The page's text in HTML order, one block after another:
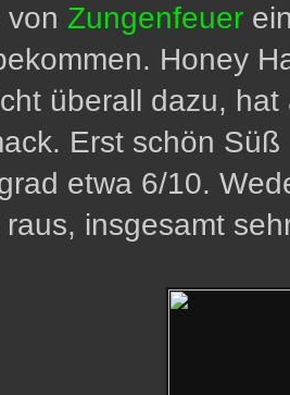
von Zungenfeuer
Honey
überall dazu,
Erst schön
etwa 6/10.
insgesamt